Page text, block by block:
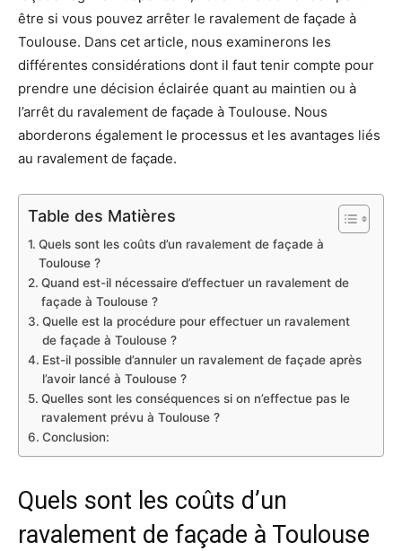
être si vous pouvez arrêter le ravalement de façade à
Toulouse. Dans cet article, nous examinerons les
différentes considérations dont il faut tenir compte pour
prendre une décision éclairée quant au maintien ou à
l’arrêt du ravalement de façade à Toulouse. Nous
aborderons également le processus et les avantages liés
au ravalement de façade.
Table des Matières
Quels sont les coûts d’un ravalement de façade à
Toulouse ?
Quand est-il nécessaire d’effectuer un ravalement de
façade à Toulouse ?
Quelle est la procédure pour effectuer un ravalement
de façade à Toulouse ?
Est-il possible d’annuler un ravalement de façade après
l’avoir lancé à Toulouse ?
Quelles sont les conséquences si on n’effectue pas le
ravalement prévu à Toulouse ?
Conclusion:
Quels sont les coûts d’un
ravalement de façade à Toulouse